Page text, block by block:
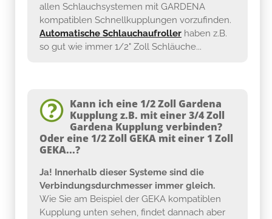
allen Schlauchsystemen mit GARDENA
kompatiblen Schnellkupplungen vorzufinden.
Automatische Schlauchaufroller haben z.B.
so gut wie immer 1/2" Zoll Schläuche...
Kann ich eine 1/2 Zoll Gardena
Kupplung z.B. mit einer 3/4 Zoll
Gardena Kupplung verbinden?
Oder eine 1/2 Zoll GEKA mit einer 1 Zoll
GEKA...?
Ja! Innerhalb dieser Systeme sind die
Verbindungsdurchmesser immer gleich.
Wie Sie am Beispiel der GEKA kompatiblen
Kupplung unten sehen, findet dannach aber